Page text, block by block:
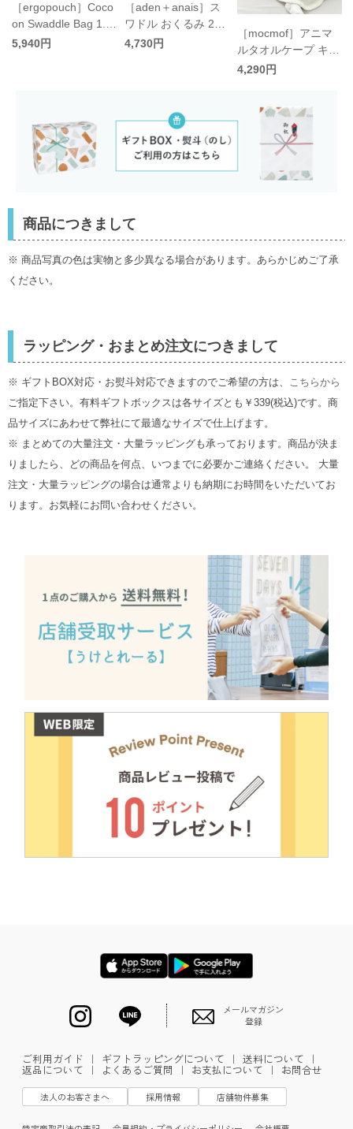
［ergopouch］Coco
on Swaddle Bag 1.0
TOG おくるみ／エル
5,940円
［aden＋anais］ス
ワドル おくるみ 2枚
入り／エイデンアン
4,730円
［mocmof］アニマ
ルタオルケープ キッ
ズ／モクモフ
4,290円
商品につきまして
※ 商品写真の色は実物と多少異なる場合があります。あらかじめご了承
ください。
ラッピング・おまとめ注文につきまして
※ ギフトBOX対応・お熨斗対応できますのでご希望の方は、
こちらから
ご指定下さい。有料ギフトボックスは各サイズとも￥339(税込)です。商
品サイズにあわせて弊社にて最適なサイズで仕上げます。
※ まとめての大量注文・大量ラッピングも承っております。商品が決ま
りましたら、どの商品を何点、いつまでに必要かご連絡ください。 大量
注文・大量ラッピングの場合は通常よりも納期にお時間をいただいてお
ります。お気軽にお問い合わせください。
メールマガジン
登録
ご利用ガイド ｜ ギフトラッピングについて ｜ 送料について ｜
返品について ｜ よくあるご質問 ｜ お支払について ｜ お問合せ
法人のお客さまへ 採用情報 店舗物件募集